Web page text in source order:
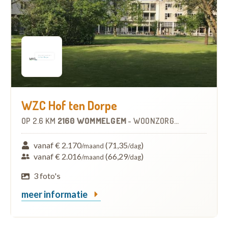
WZC Hof ten Dorpe
OP 2.6 KM 2160 WOMMELGEM - WOONZORGCENTRUM (WZC)
vanaf € 2.170/maand (71,35/dag)
vanaf € 2.016/maand (66,29/dag)
3 foto's
meer informatie